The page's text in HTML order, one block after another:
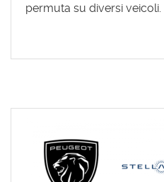
permuta su diversi veicoli.